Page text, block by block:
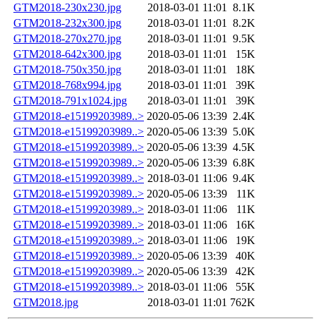
GTM2018-230x230.jpg
2018-03-01 11:01
8.1K
GTM2018-232x300.jpg
2018-03-01 11:01
8.2K
GTM2018-270x270.jpg
2018-03-01 11:01
9.5K
GTM2018-642x300.jpg
2018-03-01 11:01
15K
GTM2018-750x350.jpg
2018-03-01 11:01
18K
GTM2018-768x994.jpg
2018-03-01 11:01
39K
GTM2018-791x1024.jpg
2018-03-01 11:01
39K
GTM2018-e15199203989..> 2020-05-06 13:39 2.4K
GTM2018-e15199203989..> 2020-05-06 13:39 5.0K
GTM2018-e15199203989..> 2020-05-06 13:39 4.5K
GTM2018-e15199203989..> 2020-05-06 13:39 6.8K
GTM2018-e15199203989..> 2018-03-01 11:06 9.4K
GTM2018-e15199203989..> 2020-05-06 13:39
11K
GTM2018-e15199203989..> 2018-03-01 11:06
11K
GTM2018-e15199203989..> 2018-03-01 11:06
16K
GTM2018-e15199203989..> 2018-03-01 11:06
19K
GTM2018-e15199203989..> 2020-05-06 13:39
40K
GTM2018-e15199203989..> 2020-05-06 13:39
42K
GTM2018-e15199203989..> 2018-03-01 11:06
55K
GTM2018.jpg
2018-03-01 11:01 762K